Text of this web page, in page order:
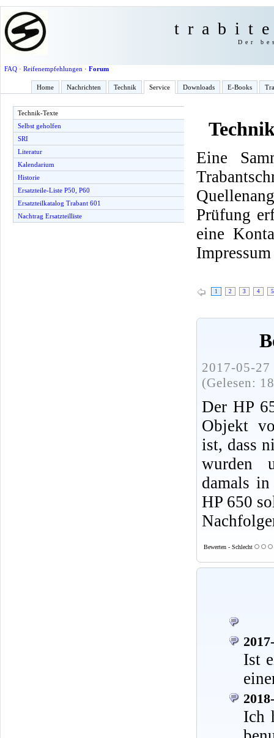
Der
FAQ· Reifenempfehlungen · Forum
Home Nachrichten Technik Service Downloads E-Books
Technik-Texte
Selbst geholfen
SRI
Literatur
Kalendarium
Historie
Ersatzteile-Liste P50, P60
Ersatzteilkatalog Trabant 601
Nachtrag Ersatzteilliste
Eine
Prüfung
eine
1 2 3 4 5
2017-05-
(Gelesen:
Der HP
Objekt
ist, dass
wurden
damals
HP 650
Bewerten - Schlecht
Ist
Ich